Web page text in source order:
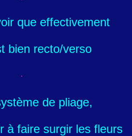
que effectivement
bien recto/verso
de pliage,
à faire surgir les fleurs